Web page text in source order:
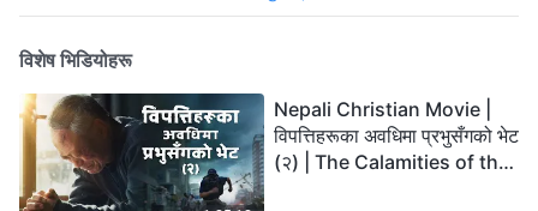
विशेष भिडियोहरू
Nepali Christian Movie |
विपत्तिहरूका अवधिमा प्रभुसँगको भेट
(२) | The Calamities of the